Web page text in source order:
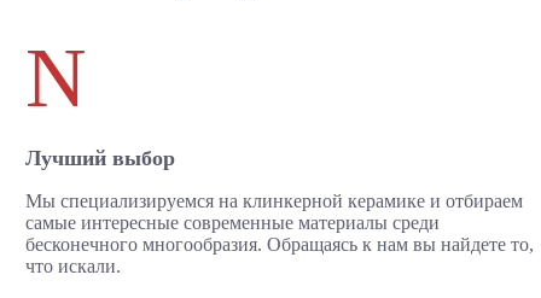
N
Лучший выбор
Мы специализируемся на клинкерной керамике и отбираем
самые интересные современные материалы среди
бесконечного многообразия. Обращаясь к нам вы найдете то,
что искали.